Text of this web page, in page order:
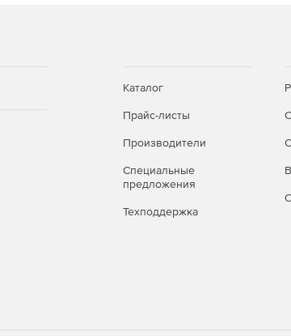
Каталог
Прайс-листы
Производители
Специальные
предложения
Техподдержка